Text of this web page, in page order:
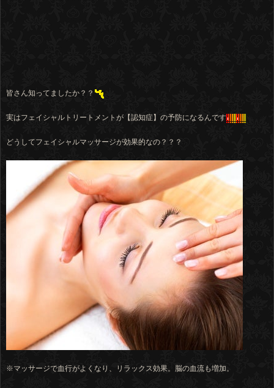
皆さん知ってましたか？？
実はフェイシャルトリートメントが【認知症】の予防になるんです
どうしてフェイシャルマッサージが効果的なの？？？
※マッサージで血行がよくなり、リラックス効果。脳の血流も増加。